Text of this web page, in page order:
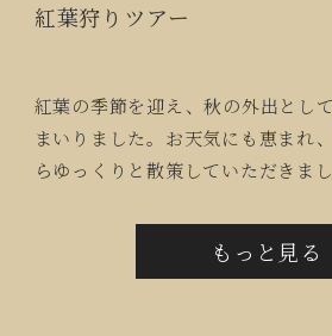
紅葉狩りツアー
紅葉の季節を迎え、秋の外出とし
まいりました。お天気にも恵まれ
らゆっくりと散策していただきま
というご入居者もおられました。
もっと見る